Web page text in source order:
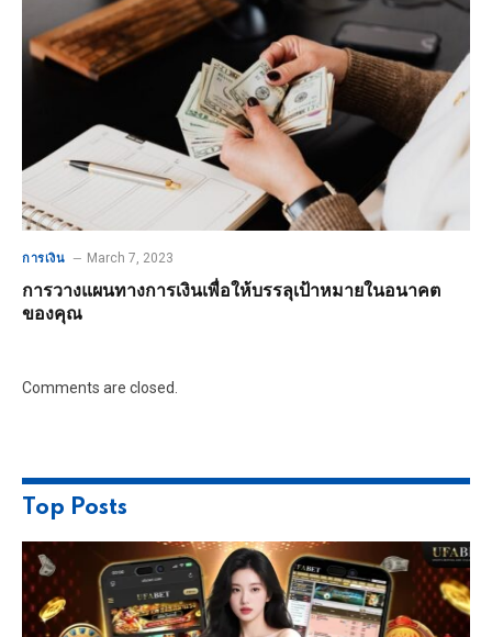
การเงิน March 7, 2023
การวางแผนทางการเงินเพื่อให้บรรลุเป้าหมายในอนาคต
ของคุณ
Comments are closed.
Top Posts